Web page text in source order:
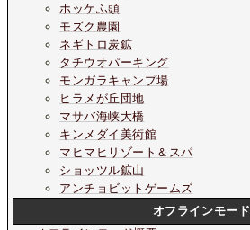
ホッケふ頭
モズク農園
ネギトロ炭鉱
タチウオパーキング
モンガラキャンプ場
ヒラメが丘団地
マサバ海峡大橋
キンメダイ美術館
マヒマヒリゾート＆スパ
ショッツル鉱山
アンチョビットゲームズ
オフラインモード